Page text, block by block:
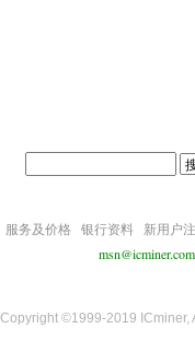
服务及价格 银行资料 新用户
msn@icminer.com
Copyright ©1999-2019 ICminer,